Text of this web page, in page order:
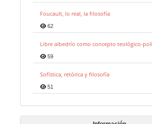
Foucault, lo real, la filosofía
62
Libre albedrío como concepto teológico-
59
Sofística, retórica y filosofía
51